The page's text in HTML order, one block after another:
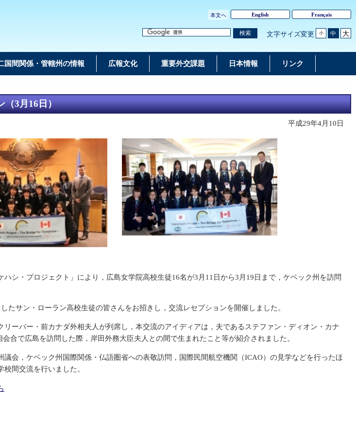
本文へ English Français
検索 文字サイズ変更 小 中 大
国間関係・管轄州の情報 広報文化 重要外交課題 日本情報 リンク
（3月16日）
平成29年4月10日
シ・プロジェクト」により，広島女学院高校生徒16名が3月11日から3月19日まで，ケベック州を訪問
たサン・ローラン高校生徒の皆さんをお招きし，交流レセプションを開催しました。
リーバー・前カナダ外相夫人が列席し，本交流のアイディアは，夫であるステファン・ディオン・カナ
合で広島を訪問した際，岸田外務大臣夫人との間で生まれたこと等が紹介されました。
議会，ケベック州国際関係・仏語圏省への表敬訪問，国際民間航空機関（ICAO）の見学などを行ったほ
間交流を行いました。